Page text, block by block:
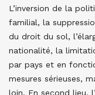
L’inversion de la
familial, la
du droit du sol,
nationalité, la
par pays et en
mesures sérieuses,
loin. En second lieu,